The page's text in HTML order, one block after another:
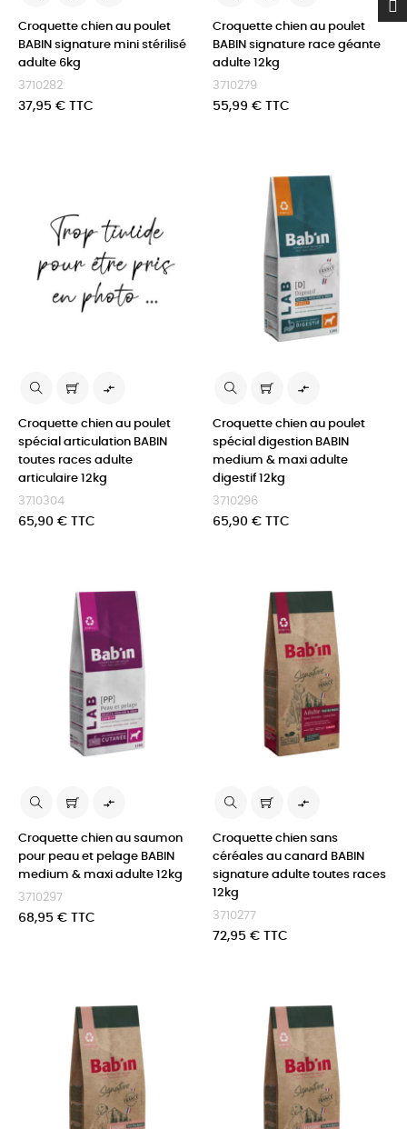
Croquette chien au poulet
BABIN signature mini stérilisé
adulte 6kg
3710282
Prix
37,95 € TTC
Croquette chien au poulet
BABIN signature race géante
adulte 12kg
3710279
Prix
55,99 € TTC

Croquette chien au poulet
spécial articulation BABIN
toutes races adulte
articulaire 12kg
3710304
Prix
65,90 € TTC

Croquette chien au poulet
spécial digestion BABIN
medium & maxi adulte
digestif 12kg
3710296
Prix
65,90 € TTC

Croquette chien au saumon
pour peau et pelage BABIN
medium & maxi adulte 12kg
3710297
Prix
68,95 € TTC

Croquette chien sans
céréales au canard BABIN
signature adulte toutes races
12kg
3710277
Prix
72,95 € TTC